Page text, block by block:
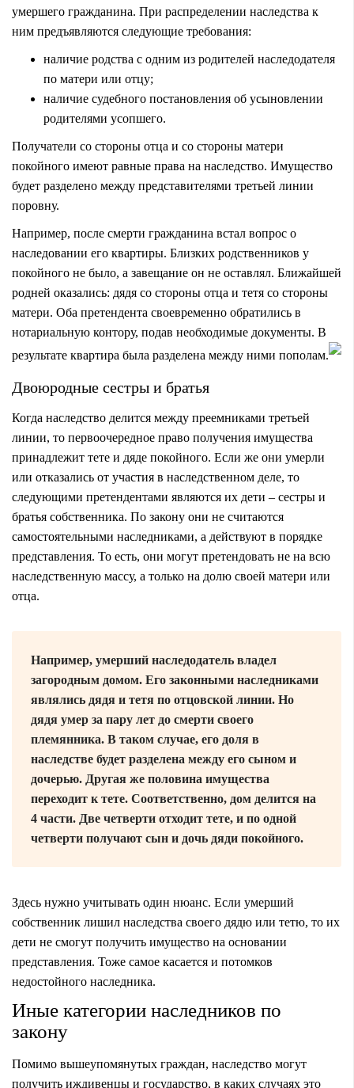
умершего гражданина. При распределении наследства к
ним предъявляются следующие требования:
наличие родства с одним из родителей наследодателя
по матери или отцу;
наличие судебного постановления об усыновлении
родителями усопшего.
Получатели со стороны отца и со стороны матери
покойного имеют равные права на наследство. Имущество
будет разделено между представителями третьей линии
поровну.
Например, после смерти гражданина встал вопрос о
наследовании его квартиры. Близких родственников у
покойного не было, а завещание он не оставлял. Ближайшей
родней оказались: дядя со стороны отца и тетя со стороны
матери. Оба претендента своевременно обратились в
нотариальную контору, подав необходимые документы. В
результате квартира была разделена между ними пополам.
Двоюродные сестры и братья
Когда наследство делится между преемниками третьей
линии, то первоочередное право получения имущества
принадлежит тете и дяде покойного. Если же они умерли
или отказались от участия в наследственном деле, то
следующими претендентами являются их дети – сестры и
братья собственника. По закону они не считаются
самостоятельными наследниками, а действуют в порядке
представления. То есть, они могут претендовать не на всю
наследственную массу, а только на долю своей матери или
отца.
Например, умерший наследодатель владел
загородным домом. Его законными наследниками
являлись дядя и тетя по отцовской линии. Но
дядя умер за пару лет до смерти своего
племянника. В таком случае, его доля в
наследстве будет разделена между его сыном и
дочерью. Другая же половина имущества
переходит к тете. Соответственно, дом делится на
4 части. Две четверти отходит тете, и по одной
четверти получают сын и дочь дяди покойного.
Здесь нужно учитывать один нюанс. Если умерший
собственник лишил наследства своего дядю или тетю, то их
дети не смогут получить имущество на основании
представления. Тоже самое касается и потомков
недостойного наследника.
Иные категории наследников по
закону
Помимо вышеупомянутых граждан, наследство могут
получить иждивенцы и государство, в каких случаях это